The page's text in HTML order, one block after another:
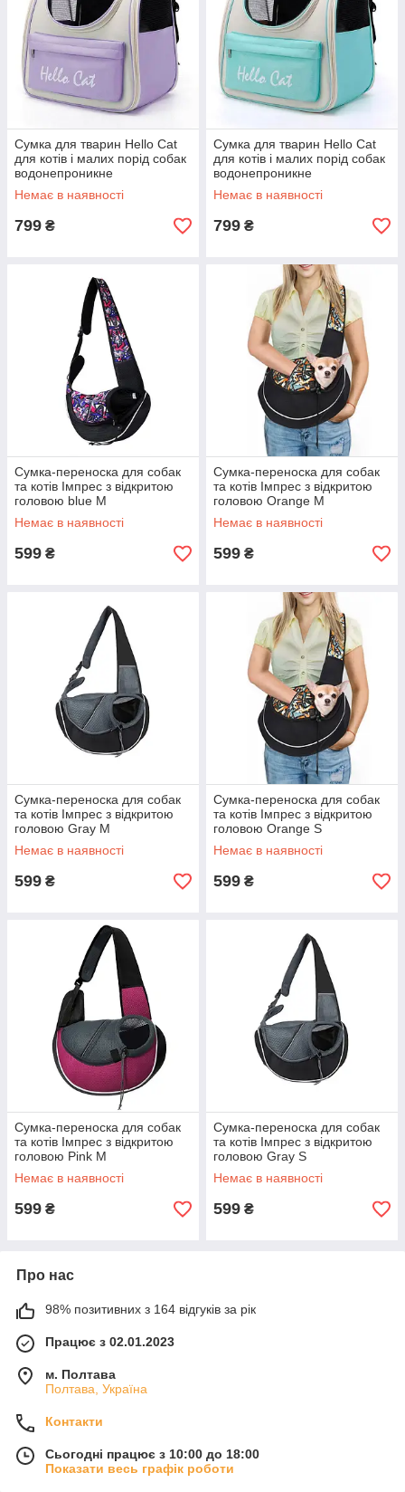
Сумка для тварин Hello Cat
для котів і малих порід собак
водонепроникне
Немає в наявності
799 ₴
Сумка для тварин Hello Cat
для котів і малих порід собак
водонепроникне
Немає в наявності
799 ₴
Сумка-переноска для собак
та котів Імпрес з відкритою
головою blue M
Немає в наявності
599 ₴
Сумка-переноска для собак
та котів Імпрес з відкритою
головою Orange M
Немає в наявності
599 ₴
Сумка-переноска для собак
та котів Імпрес з відкритою
головою Gray M
Немає в наявності
599 ₴
Сумка-переноска для собак
та котів Імпрес з відкритою
головою Orange S
Немає в наявності
599 ₴
Сумка-переноска для собак
та котів Імпрес з відкритою
головою Pink M
Немає в наявності
599 ₴
Сумка-переноска для собак
та котів Імпрес з відкритою
головою Gray S
Немає в наявності
599 ₴
Про нас
98% позитивних з 164 відгуків за рік
Працює з 02.01.2023
м. Полтава
Полтава, Україна
Контакти
Сьогодні працює з 10:00 до 18:00
Показати весь графік роботи